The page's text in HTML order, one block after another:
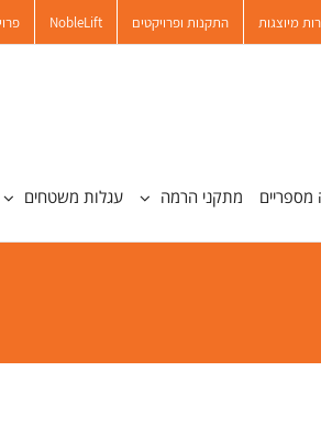
מיוצגות התקנות ופרויקטים NobleLift
מתקני הרמה עגלות משטחים